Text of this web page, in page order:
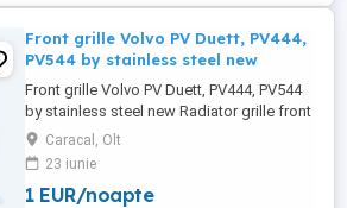
Front grille Volvo PV Duett, PV444,
PV544 by stainless steel new
Front grille Volvo PV Duett, PV444, PV544
by stainless steel new Radiator grille front
Volvo PV Duett, PV444, PV544 new by
stainless steel 304, polished like chrome.
Brand new stainless steel radiator grille
for Volvo PV and Duett. The radiator grille
Caracal, Olt
23 iunie
1 EUR/noapte